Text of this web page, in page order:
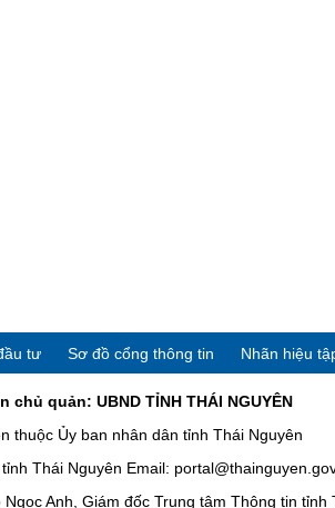
tư Sơ đồ cổng thông tin Nhãn hiệu
chủ quản: UBND TỈNH THÁI NGUYÊN
thuộc Ủy ban nhân dân tỉnh Thái Nguyên
Thái Nguyên Email:
Anh, Giám đốc Trung tâm Thông tin tỉnh